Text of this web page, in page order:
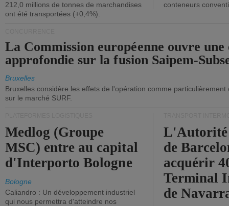
212,0 millions de tonnes de marchandises
ont été transportées (+0,4%).
conteneurs
La Commission européenne ouvre une
approfondie sur la fusion Saipem-
Bruxelles
Bruxelles considère les effets de l'opération comme
sur le marché SURF.
Medlog (Groupe
MSC) entre au capital
d'Interporto Bologne
Bologne
Caliandro : Un développement industriel
qui nous permettra d'atteindre nos
de
acquérir
Terminal
de